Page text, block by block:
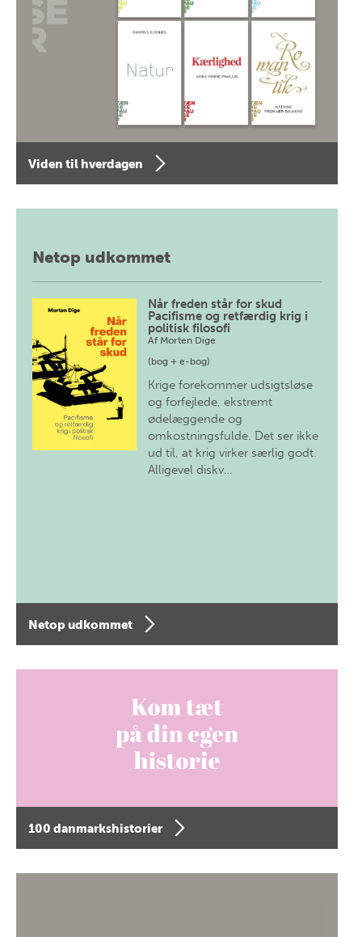
Viden til hverdagen
Netop udkommet
Når freden står for skud
Pacifisme og retfærdig krig i
politisk filosofi
Af Morten Dige
(bog + e-bog)
Krige forekommer udsigtsløse
og forfejlede, ekstremt
ødelæggende og
omkostningsfulde. Det ser ikke
ud til, at krig virker særlig godt.
Alligevel diskv…
Netop udkommet
100 danmarkshistorier